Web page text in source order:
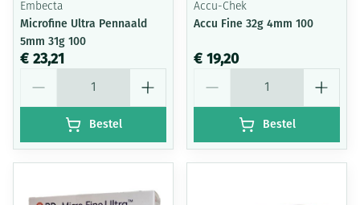
Embecta
Microfine Ultra Pennaald
5mm 31g 100
€ 23,21
Bestel
Accu-Chek
Accu Fine 32g 4mm 100
€ 19,20
Bestel